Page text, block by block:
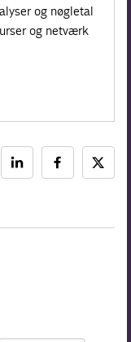
og nøgletal
og netværk